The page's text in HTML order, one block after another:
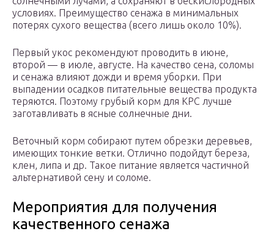
условиях. Преимущество сенажа в минимальных
потерях сухого вещества (всего лишь около 10%).
Первый укос рекомендуют проводить в июне,
второй — в июле, августе. На качество сена, соломы
и сенажа влияют дожди и время уборки. При
выпадении осадков питательные вещества продукта
теряются. Поэтому грубый корм для КРС лучше
заготавливать в ясные солнечные дни.
Веточный корм собирают путем обрезки деревьев,
имеющих тонкие ветки. Отлично подойдут береза,
клен, липа и др. Такое питание является частичной
альтернативой сену и соломе.
Мероприятия для получения
качественного сенажа